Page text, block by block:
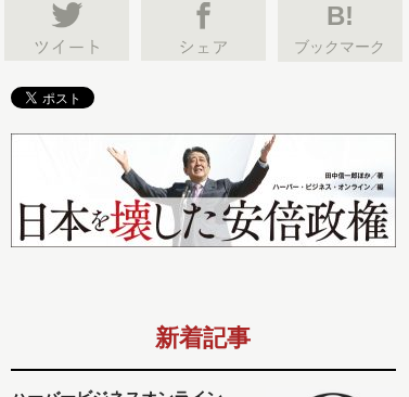
B!
ブックマーク
新着記事